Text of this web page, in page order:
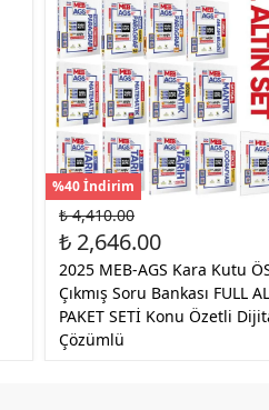
%40 İndirim
₺ 4,410.00
₺ 2,646.00
2025 MEB-AGS Kara Kutu
Çıkmış Soru Bankası FULL
PAKET SETİ Konu Özetli
Çözümlü